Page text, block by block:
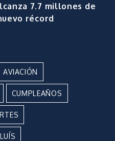
7.7 millones de
récord
AVIACIÓN
CUMPLEAÑOS